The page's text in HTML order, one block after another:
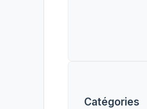
Catégories